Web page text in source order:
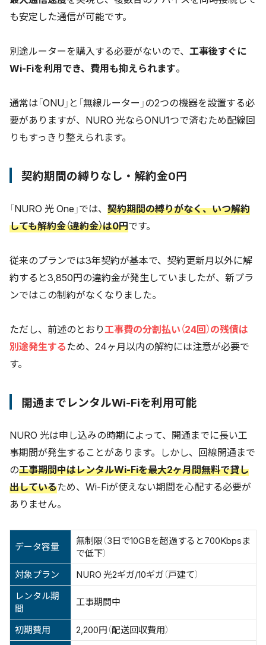
も安定した通信が可能です。
別途ルーターを購入する必要がないので、 工事後すぐに
Wi-Fiを利用でき、費用も抑えられます。
通常は「ONU」と「無線ルーター」の2つの機器を設置する必
要がありますが、NURO 光ならONU1つで済むため配線回
りもすっきり整えられます。
契約期間の縛りなし・解約金0円
「NURO 光 One」では、 契約期間の縛りがなく、いつ解約
しても解約金（違約金）は0円です。
従来のプランでは3年契約が基本で、契約更新月以外に解
約すると3,850円の違約金が発生していましたが、新プラ
ンではこの制約がなくなりました。
ただし、前述のとおり工事費の分割払い（24回）の残債は
別途発生するため、24ヶ月以内の解約には注意が必要で
す。
開通までレンタルWi-Fiを利用可能
NURO 光は申し込みの時期によって、開通までに長い工
事期間が発生することがあります。しかし、回線開通まで
の工事期間中はレンタルWi-Fiを最大2ヶ月間無料で貸し
出しているため、Wi-Fiが使えない期間を心配する必要が
ありません。
データ容量
無制限（3日で10GBを超過すると700Kbpsま
で低下）
対象プラン
NURO 光2ギガ/10ギガ（戸建て）
レンタル期
間
工事期間中
初期費用
2,200円（配送回収費用）